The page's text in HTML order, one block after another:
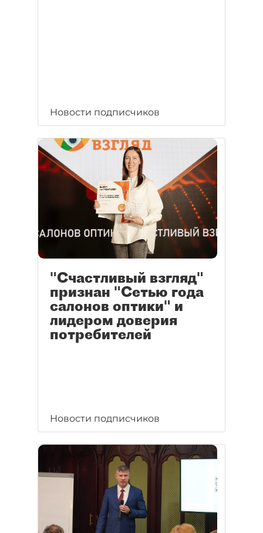
Новости подписчиков
"Счастливый взгляд"
признан "Сетью года
салонов оптики" и
лидером доверия
потребителей
Новости подписчиков